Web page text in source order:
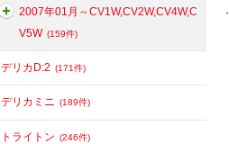
2007年01月～CV1W,CV2W,CV4W,C
V5W (159件)
デリカD:2 (171件)
デリカミニ (189件)
トライトン (246件)